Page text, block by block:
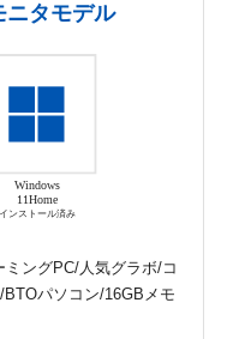
タモデル
Windows
11Home
インストール済み
ングPC/人気グラボ/コ
パソコン/16GBメモ